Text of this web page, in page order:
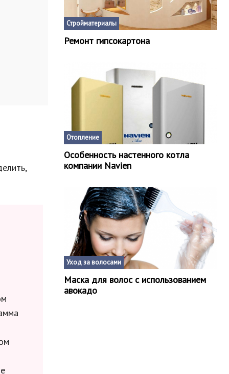
Стройматериалы
Ремонт гипсокартона
Отопление
Особенность настенного котла
компании Navien
Уход за волосами
Маска для волос с использованием
авокадо